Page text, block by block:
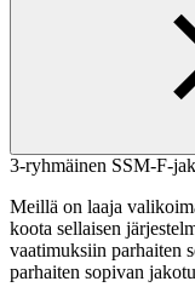
3-ryhmäinen SSM-F-
Meillä on laaja
koota sellaisen
vaatimuksiin parhaiten
parhaiten sopivan